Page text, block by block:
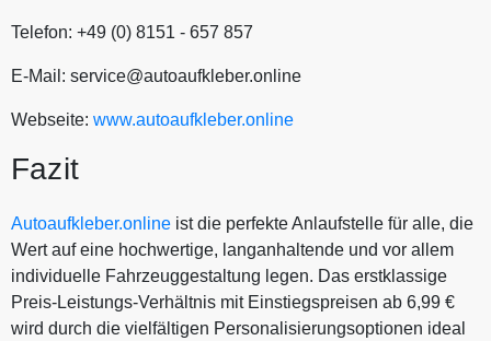
Telefon: +49 (0) 8151 - 657 857
E-Mail: service@autoaufkleber.online
Webseite: www.autoaufkleber.online
Fazit
Autoaufkleber.online ist die perfekte Anlaufstelle für alle, die
Wert auf eine hochwertige, langanhaltende und vor allem
individuelle Fahrzeuggestaltung legen. Das erstklassige
Preis-Leistungs-Verhältnis mit Einstiegspreisen ab 6,99 €
wird durch die vielfältigen Personalisierungsoptionen ideal